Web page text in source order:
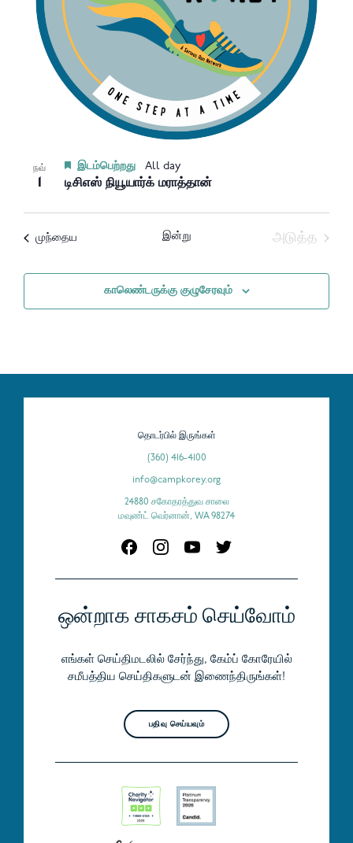
நவ்
1 டிசிஎஸ் நியூயார்க் மராத்தான்
இடம்பெற்றது All day
முந்தைய இன்று
அடுத்த
காலெண்டருக்கு குழுசேரவும்
ஒன்றாக சாகசம் செய்வோம்
எங்கள் செய்திமடலில் சேர்ந்து, கேம்ப் கோரேயில்
சமீபத்திய செய்திகளுடன் இணைந்திருங்கள்!
பதிவு செய்யவும்
தொடர்பில் இருங்கள்
(360) 416-4100
info@campkorey.org
24880 சகோதரத்துவ சாலை
மவுண்ட் வெர்னான், WA 98274